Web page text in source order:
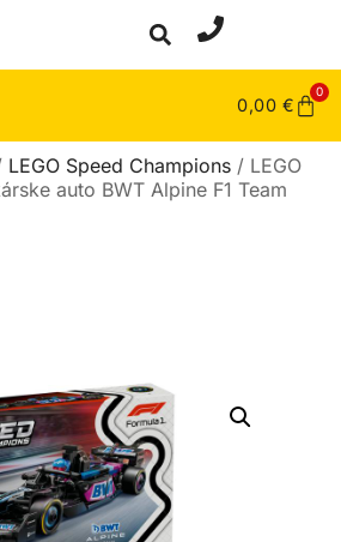
0,00 €
0
LEGO Speed Champions / LEGO
auto BWT Alpine F1 Team